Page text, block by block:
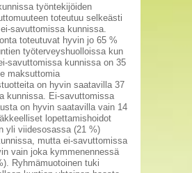
työntekijöiden
toteutuu selkeästi
savuttomissa kunnissa.
toteutuvat hyvin jo 65 %
työterveyshuolloissa kun
savuttomissa kunnissa on 35
maksuttomia
on hyvin saatavilla 37
kunnissa. Ei-savuttomissa
on hyvin saatavilla vain 14
lopettamishoidot
yli viidesosassa (21 %)
mutta ei-savuttomissa
vain joka kymmenennessä
Ryhmämuotoinen tuki